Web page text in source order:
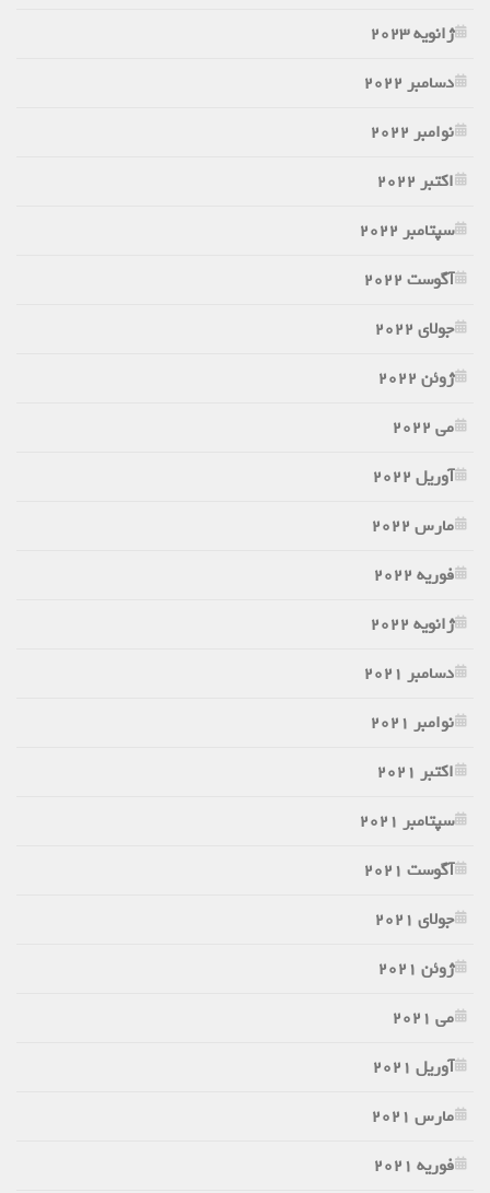
ژانویه 2023
دسامبر 2022
نوامبر 2022
اکتبر 2022
سپتامبر 2022
آگوست 2022
جولای 2022
ژوئن 2022
می 2022
آوریل 2022
مارس 2022
فوریه 2022
ژانویه 2022
دسامبر 2021
نوامبر 2021
اکتبر 2021
سپتامبر 2021
آگوست 2021
جولای 2021
ژوئن 2021
می 2021
آوریل 2021
مارس 2021
فوریه 2021